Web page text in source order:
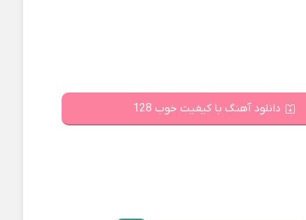
دانلود آهنگ با کیفیت خوب 128